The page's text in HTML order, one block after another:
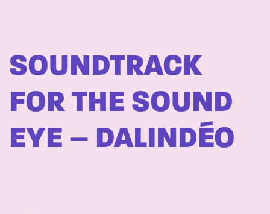
SOUNDTRACK
FOR THE SOUND
EYE – DALINDÉO